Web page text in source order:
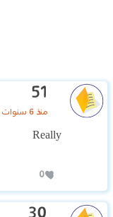
51
منذ 6 سنوات الساعة 17:04
Really
0